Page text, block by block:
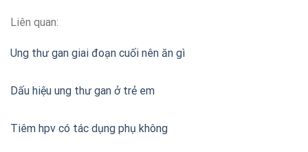
Liên quan:
Ung thư gan giai đoạn cuối nên ăn gì
Dấu hiệu ung thư gan ở trẻ em
Tiêm hpv có tác dụng phụ không